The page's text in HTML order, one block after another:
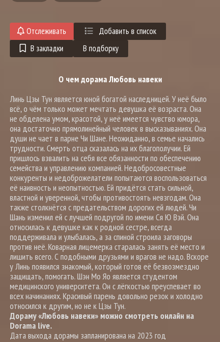
Отслеживать
Добавить в список
В закладки
В подборку
О чем дорама Любовь навеки
Линь Цзы Тун является юной богатой наследницей. У неё было
всё, о чём только может мечтать девушка её возраста. Она
не обделена умом, красотой, у неё имеется чувство юмора,
она достаточно прямолинейный человек в высказываниях. Она
души не чает в парне Чи Шане. Неожиданно, в семье начались
трудности. Смерть отца сказалась на их благополучии. Ей
пришлось взвалить на себя все обязанности по обеспечению
семейства и управлению компанией. Недобросовестные
конкуренты и недоброжелатели попытаются воспользоваться
её наивность и неопытностью. Ей придётся стать сильной,
властной и уверенной, чтобы противостоять невзгодам. Она
также столкнётся с предательством дорогих ей людей. Чи
Шань изменил ей с лучшей подругой по имени Ся Ю Вэй. Она
относилась к девушке как к родной сестре, всегда
поддерживала и улыбалась, а за спиной строила заговоры
против неё. Коварная лицемерка старалась занять её место и
лишить всего. С подобными друзьями и врагов не надо. Вскоре
у Линь появился знакомый, который готов её безвозмездно
защищать, помогать. Шэн Мо Яо является студентом
медицинского университета. Он с лёгкостью преуспевает во
всех начинаниях. Красивый парень довольно резок и холодно
относился к другим, но не к Цзы Тун.
Дораму «Любовь навеки» можно смотреть онлайн на
Dorama live.
Дата выхода дорамы запланирована на 2023 год